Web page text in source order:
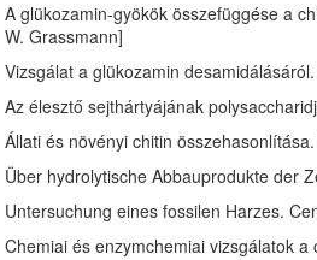
A glükozamin-gyökök összefüggése a
W. Grassmann]
Vizsgálat a glükozamin
Az élesztő sejthártyájának
Állati és növényi chitin
Über hydrolytische Abbauprodukte der
Untersuchung eines fossilen Harzes.
Chemiai és enzymchemiai vizsgálatok a